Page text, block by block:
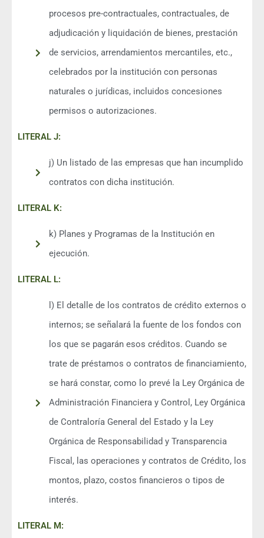
procesos pre-contractuales, contractuales, de
adjudicación y liquidación de bienes, prestación
de servicios, arrendamientos mercantiles, etc.,
celebrados por la institución con personas
naturales o jurídicas, incluidos concesiones
permisos o autorizaciones.
LITERAL J:
j) Un listado de las empresas que han incumplido
contratos con dicha institución.
LITERAL K:
k) Planes y Programas de la Institución en
ejecución.
LITERAL L:
l) El detalle de los contratos de crédito externos o
internos; se señalará la fuente de los fondos con
los que se pagarán esos créditos. Cuando se
trate de préstamos o contratos de financiamiento,
se hará constar, como lo prevé la Ley Orgánica de
Administración Financiera y Control, Ley Orgánica
de Contraloría General del Estado y la Ley
Orgánica de Responsabilidad y Transparencia
Fiscal, las operaciones y contratos de Crédito, los
montos, plazo, costos financieros o tipos de
interés.
LITERAL M: